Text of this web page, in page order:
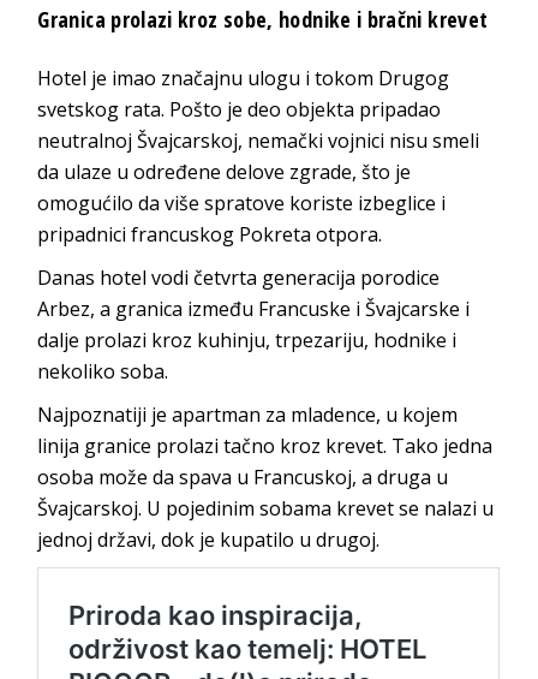
Granica prolazi kroz sobe, hodnike i bračni krevet
Hotel je imao značajnu ulogu i tokom Drugog
svetskog rata. Pošto je deo objekta pripadao
neutralnoj Švajcarskoj, nemački vojnici nisu smeli
da ulaze u određene delove zgrade, što je
omogućilo da više spratove koriste izbeglice i
pripadnici francuskog Pokreta otpora.
Danas hotel vodi četvrta generacija porodice
Arbez, a granica između Francuske i Švajcarske i
dalje prolazi kroz kuhinju, trpezariju, hodnike i
nekoliko soba.
Najpoznatiji je apartman za mladence, u kojem
linija granice prolazi tačno kroz krevet. Tako jedna
osoba može da spava u Francuskoj, a druga u
Švajcarskoj. U pojedinim sobama krevet se nalazi u
jednoj državi, dok je kupatilo u drugoj.